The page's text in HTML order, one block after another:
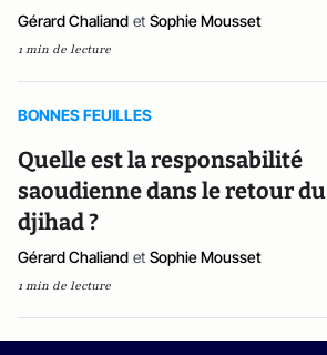
Gérard Chaliand et Sophie Mousset
1 min de lecture
BONNES FEUILLES
Quelle est la responsabilité
saoudienne dans le retour du
djihad ?
Gérard Chaliand et Sophie Mousset
1 min de lecture